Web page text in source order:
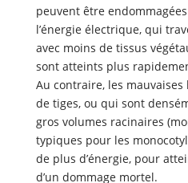
peuvent être
l’énergie électrique, qui
avec moins de tissus
sont atteints plus
Au contraire, les
de tiges, ou qui sont
gros volumes racinaires
typiques pour les
de plus d’énergie, pour
d’un dommage mortel.